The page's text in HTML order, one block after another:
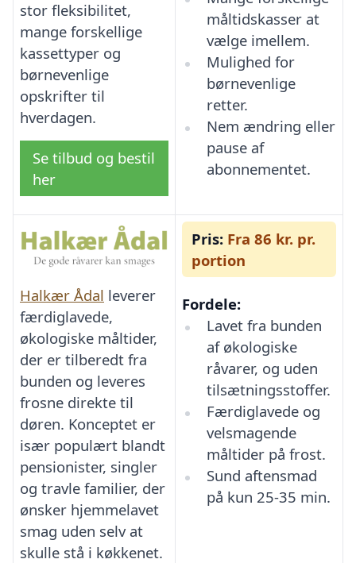
stor fleksibilitet,
mange forskellige
kassettyper og
børnevenlige
opskrifter til
hverdagen.
Se tilbud og bestil
her
måltidskasser at
vælge imellem.
Mulighed for
børnevenlige
retter.
Nem ændring eller
pause af
abonnementet.
Halkær Ådal leverer
færdiglavede,
økologiske måltider,
der er tilberedt fra
bunden og leveres
frosne direkte til
døren. Konceptet er
især populært blandt
pensionister, singler
og travle familier, der
ønsker hjemmelavet
smag uden selv at
skulle stå i køkkenet.
Pris: Fra 86 kr. pr.
portion
Fordele:
Lavet fra bunden
af økologiske
råvarer, og uden
tilsætningsstoffer.
Færdiglavede og
velsmagende
måltider på frost.
Sund aftensmad
på kun 25-35 min.